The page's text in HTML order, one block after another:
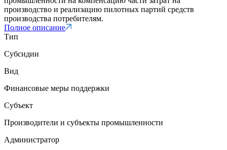
производство и реализацию пилотных партий средств
производства потребителям.
Полное описание
Тип
Субсидии
Вид
Финансовые меры поддержки
Субъект
Производители и субъекты промышленности
Администратор